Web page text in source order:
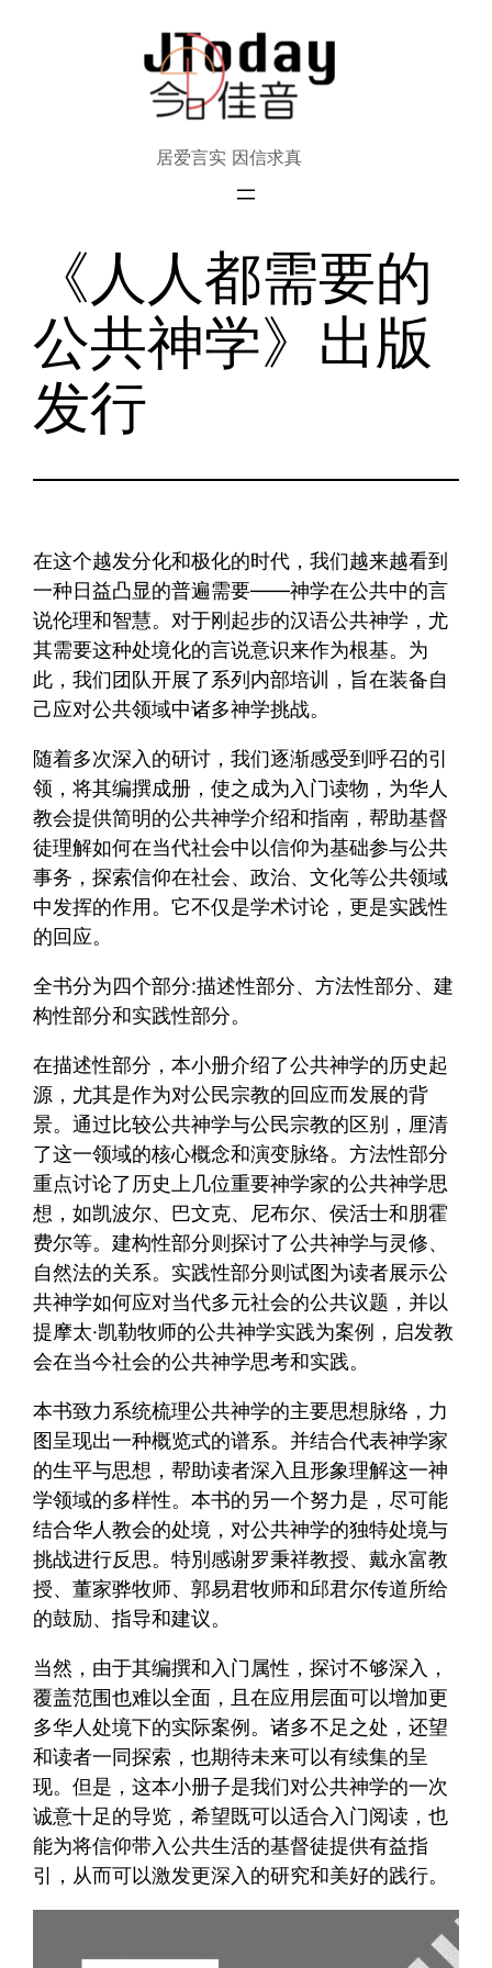
居爱言实 因信求真
《人人都需要的
公共神学》出版
发行
在这个越发分化和极化的时代，我们越来越看到
一种日益凸显的普遍需要——神学在公共中的言
说伦理和智慧。对于刚起步的汉语公共神学，尤
其需要这种处境化的言说意识来作为根基。为
此，我们团队开展了系列内部培训，旨在装备自
己应对公共领域中诸多神学挑战。
随着多次深入的研讨，我们逐渐感受到呼召的引
领，将其编撰成册，使之成为入门读物，为华人
教会提供简明的公共神学介绍和指南，帮助基督
徒理解如何在当代社会中以信仰为基础参与公共
事务，探索信仰在社会、政治、文化等公共领域
中发挥的作用。它不仅是学术讨论，更是实践性
的回应。
全书分为四个部分:描述性部分、方法性部分、建
构性部分和实践性部分。
在描述性部分，本小册介绍了公共神学的历史起
源，尤其是作为对公民宗教的回应而发展的背
景。通过比较公共神学与公民宗教的区别，厘清
了这一领域的核心概念和演变脉络。方法性部分
重点讨论了历史上几位重要神学家的公共神学思
想，如凯波尔、巴文克、尼布尔、侯活士和朋霍
费尔等。建构性部分则探讨了公共神学与灵修、
自然法的关系。实践性部分则试图为读者展示公
共神学如何应对当代多元社会的公共议题，并以
提摩太·凯勒牧师的公共神学实践为案例，启发教
会在当今社会的公共神学思考和实践。
本书致力系统梳理公共神学的主要思想脉络，力
图呈现出一种概览式的谱系。并结合代表神学家
的生平与思想，帮助读者深入且形象理解这一神
学领域的多样性。本书的另一个努力是，尽可能
结合华人教会的处境，对公共神学的独特处境与
挑战进行反思。特別感谢罗秉祥教授、戴永富教
授、董家骅牧师、郭易君牧师和邱君尔传道所给
的鼓励、指导和建议。
当然，由于其编撰和入门属性，探讨不够深入，
覆盖范围也难以全面，且在应用层面可以增加更
多华人处境下的实际案例。诸多不足之处，还望
和读者一同探索，也期待未来可以有续集的呈
现。但是，这本小册子是我们对公共神学的一次
诚意十足的导览，希望既可以适合入门阅读，也
能为将信仰带入公共生活的基督徒提供有益指
引，从而可以激发更深入的研究和美好的践行。